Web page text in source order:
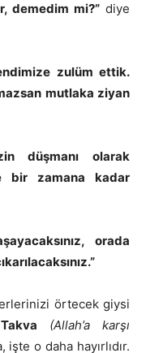
demedim mi?” diye
zulüm ettik.
mutlaka ziyan
düşmanı olarak
bir zamana kadar
orada
örtecek giysi
Takva
(Allah’a karşı
o daha hayırlıdır.